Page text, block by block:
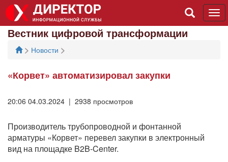
Вестник цифровой трансформации
> Новости >
«Корвет» автоматизировал закупки
20:06 04.03.2024 | 2938 просмотров
Производитель трубопроводной и фонтанной
арматуры «Корвет» перевел закупки в электронный
вид на площадке B2B-Center.